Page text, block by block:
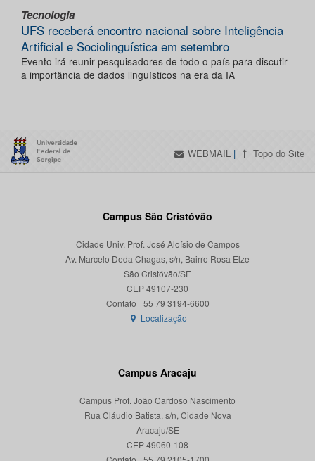
Tecnologia
UFS receberá encontro nacional sobre Inteligência
Artificial e Sociolinguística em setembro
Evento irá reunir pesquisadores de todo o país para discutir
a importância de dados linguísticos na era da IA
WEBMAIL | Topo do Site
Campus São Cristóvão
Cidade Univ. Prof. José Aloísio de Campos
Av. Marcelo Deda Chagas, s/n, Bairro Rosa Elze
São Cristóvão/SE
CEP 49107-230
Localização
Campus Aracaju
Campus Prof. João Cardoso Nascimento
Rua Cláudio Batista, s/n, Cidade Nova
Aracaju/SE
CEP 49060-108